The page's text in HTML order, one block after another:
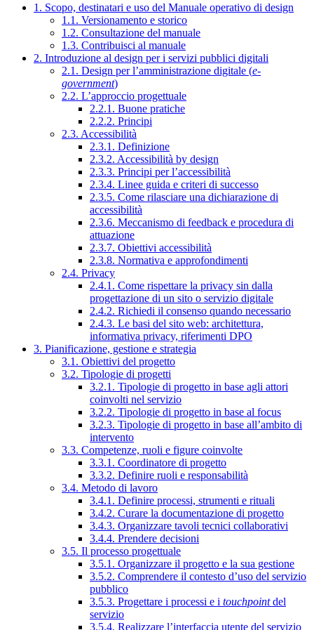
1. Scopo, destinatari e uso del Manuale operativo di design
1.1. Versionamento e storico
1.2. Consultazione del manuale
1.3. Contribuisci al manuale
2. Introduzione al design per i servizi pubblici digitali
2.1. Design per l’amministrazione digitale (e-
government)
2.2. L’approccio progettuale
2.2.1. Buone pratiche
2.2.2. Principi
2.3. Accessibilità
2.3.1. Definizione
2.3.2. Accessibilità by design
2.3.3. Principi per l’accessibilità
2.3.4. Linee guida e criteri di successo
2.3.5. Come rilasciare una dichiarazione di
accessibilità
2.3.6. Meccanismo di feedback e procedura di
attuazione
2.3.7. Obiettivi accessibilità
2.3.8. Normativa e approfondimenti
2.4. Privacy
2.4.1. Come rispettare la privacy sin dalla
progettazione di un sito o servizio digitale
2.4.2. Richiedi il consenso quando necessario
2.4.3. Le basi del sito web: architettura,
informativa privacy, riferimenti DPO
3. Pianificazione, gestione e strategia
3.1. Obiettivi del progetto
3.2. Tipologie di progetti
3.2.1. Tipologie di progetto in base agli attori
coinvolti nel servizio
3.2.2. Tipologie di progetto in base al focus
3.2.3. Tipologie di progetto in base all’ambito di
intervento
3.3. Competenze, ruoli e figure coinvolte
3.3.1. Coordinatore di progetto
3.3.2. Definire ruoli e responsabilità
3.4. Metodo di lavoro
3.4.1. Definire processi, strumenti e rituali
3.4.2. Curare la documentazione di progetto
3.4.3. Organizzare tavoli tecnici collaborativi
3.4.4. Prendere decisioni
3.5. Il processo progettuale
3.5.1. Organizzare il progetto e la sua gestione
3.5.2. Comprendere il contesto d’uso del servizio
pubblico
3.5.3. Progettare i processi e i touchpointdel
servizio
3.5.4. Realizzare l’interfaccia utente del servizio